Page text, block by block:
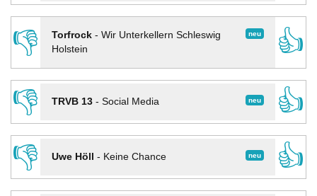
👎
neu
Torfrock- Wir Unterkellern Schleswig
Holstein
👍
👎
neu
TRVB 13- Social Media
👍
👎
neu
Uwe Höll - Keine Chance
👍